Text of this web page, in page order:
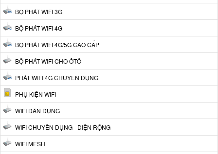
BỘ PHÁT WIFI 3G
BỘ PHÁT WIFI 4G
BỘ PHÁT WIFI 4G/5G CAO CẤP
BỘ PHÁT WIFI CHO ÔTÔ
PHÁT WIFI 4G CHUYÊN DỤNG
PHỤ KIỆN WIFI
WIFI DÂN DỤNG
WIFI CHUYÊN DỤNG - DIỆN RỘNG
WIFI MESH